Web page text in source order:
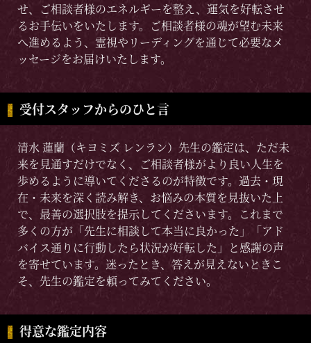
せ、ご相談者様のエネルギーを整え、運気を好転させ
るお手伝いをいたします。ご相談者様の魂が望む未来
へ進めるよう、霊視やリーディングを通じて必要なメ
ッセージをお届けいたします。
受付スタッフからのひと言
清水 蓮蘭（キヨミズ レンラン）先生の鑑定は、ただ未
来を見通すだけでなく、ご相談者様がより良い人生を
歩めるように導いてくださるのが特徴です。過去・現
在・未来を深く読み解き、お悩みの本質を見抜いた上
で、最善の選択肢を提示してくださいます。これまで
多くの方が「先生に相談して本当に良かった」「アド
バイス通りに行動したら状況が好転した」と感謝の声
を寄せています。迷ったとき、答えが見えないときこ
そ、先生の鑑定を頼ってみてください。
得意な鑑定内容